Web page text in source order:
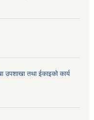
उपशाखा तथा ईकाइको कार्य